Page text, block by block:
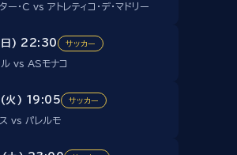
ー・C vs アトレティコ・デ・マドリー
) 22:30 サッカー
ル vs ASモナコ
(火) 19:05 サッカー
ス vs パレルモ